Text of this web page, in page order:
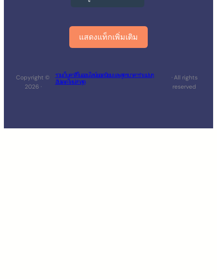
แสดงแท็กเพิ่มเติม
Copyright ©
2026 ·
รวมเว็บคาสิโนออนไลน์ยอดนิยม และสูตรบาคาร่าแม่นๆ
อัปเดตใหม่ล่าสุด
· All rights
reserved